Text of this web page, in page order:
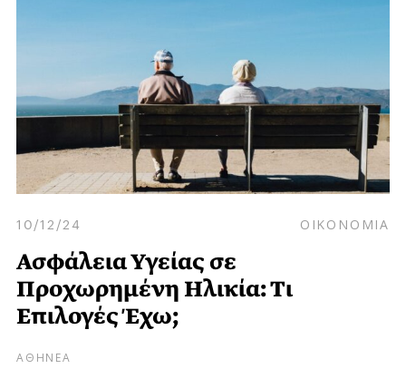
10/12/24 ΟΙΚΟΝΟΜΙΑ
Ασφάλεια Υγείας σε
Προχωρημένη Ηλικία: Τι
Επιλογές Έχω;
ΑΘΗΝΕΑ